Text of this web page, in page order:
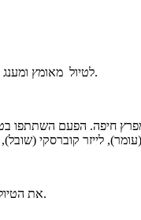
לטיול מאומץ ומענג בחבל ארץ זה שלרוב אינו יעד לטיולים, יצאנו ביום השבת (3/3/2018) במזג אוויר אביבי.
הפעם השתתפו
לייזר קוברסקי
את הטיול יזם איל גזית ואת המסלול תכנן אמיר הורוביץ ועדכן אותו על פי בקשתי. הוא גם הוביל.